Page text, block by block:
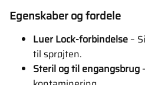
Egenskaber og fordele
Luer Lock-forbindelse –
til sprøjten.
Steril og til engangsbrug